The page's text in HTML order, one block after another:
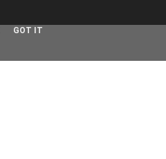
GOT IT